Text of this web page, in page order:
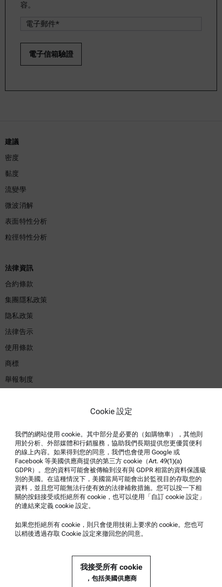
容。
建議
密度
黏度
流變學
微波消解
表面特性分析
粒徑特性分析
法律資訊
合約條款
集團隱私政策
隐私政策
法律告示
使用條款
商標
舉報制度
安全聲明
安東帕技術中心
聯絡我們
公司資訊
公司
歷史
Cookie 設定
我們的網站使用 cookie。其中部分是必要的（如購物車），其他則
用於分析、外部媒體和行銷服務，協助我們長期提供您更優質便利
的線上內容。如果得到您的同意，我們也會使用 Google 或
Facebook 等美國供應商提供的第三方 cookie（Art. 49(1)(a)
GDPR）。您的資料可能會被傳輸到沒有與 GDPR 相當的資料保護級
別的美國。在這種情況下，美國當局可能會出於監視目的存取您的
資料，並且您可能無法行使有效的法律補救措施。您可以按一下相
關的按鈕接受或拒絕所有 cookie，也可以使用「自訂 cookie 設定」
的連結來定義 cookie 設定。
如果您拒絕所有 cookie，則只會使用技術上要求的 cookie。您也可
以稍後透過存取 Cookie 設定來撤回您的同意。
我接受所有 cookie
，包括美國供應商